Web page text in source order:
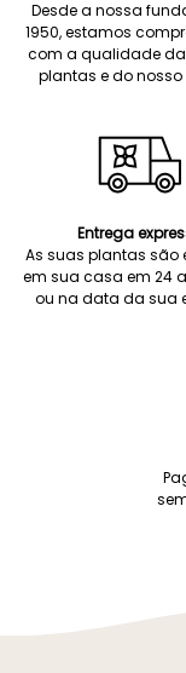
Desde a nossa
1950, estamos
com a qualidade
plantas e do nosso
Entrega
As suas plantas são
em sua casa em 24
ou na data da sua